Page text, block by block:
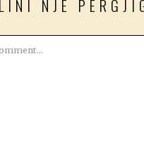
LINI NJË